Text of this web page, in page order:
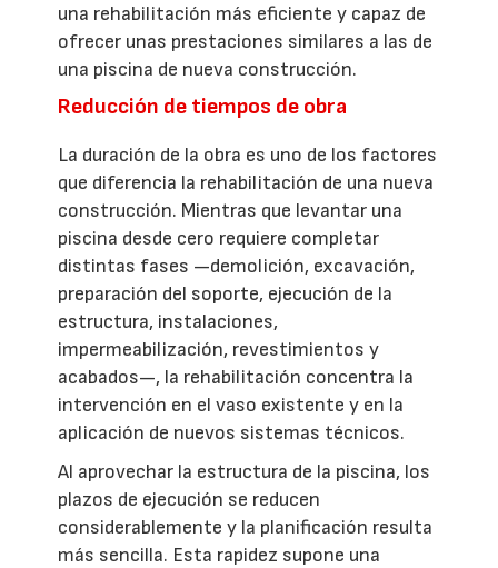
una rehabilitación más eficiente y capaz de
ofrecer unas prestaciones similares a las de
una piscina de nueva construcción.
Reducción de tiempos de obra
La duración de la obra es uno de los factores
que diferencia la rehabilitación de una nueva
construcción. Mientras que levantar una
piscina desde cero requiere completar
distintas fases —demolición, excavación,
preparación del soporte, ejecución de la
estructura, instalaciones,
impermeabilización, revestimientos y
acabados—, la rehabilitación concentra la
intervención en el vaso existente y en la
aplicación de nuevos sistemas técnicos.
Al aprovechar la estructura de la piscina, los
plazos de ejecución se reducen
considerablemente y la planificación resulta
más sencilla. Esta rapidez supone una